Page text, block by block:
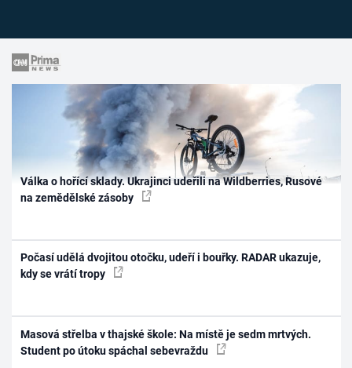
Válka o hořící sklady. Ukrajinci udeřili na Wildberries, Rusové
na zemědělské zásoby
Počasí udělá dvojitou otočku, udeří i bouřky. RADAR ukazuje,
kdy se vrátí tropy
Masová střelba v thajské škole: Na místě je sedm mrtvých.
Student po útoku spáchal sebevraždu